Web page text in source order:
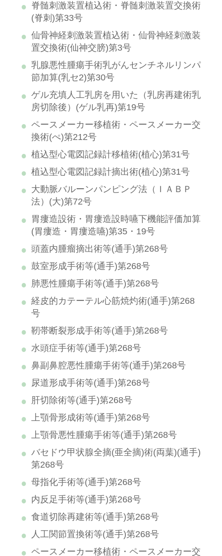
脊髄刺激装置植込術・脊髄刺激装置交換術
(脊刺)第33号
仙骨神経刺激装置植込術・仙骨神経刺激装
置交換術(仙神交膀)第3号
乳腺悪性腫瘍手術乳がんセンチネルリンパ
節加算(乳セ2)第30号
ゲル充填人工乳房を用いた（乳房再建術乳
房切除後）(ゲル乳再)第19号
ペースメーカー移植術・ペースメーカー交
換術(ぺ)第212号
植込型心電図記録計移植術(植心)第31号
植込型心電図記録計摘出術(植心)第31号
大動脈バルーンパンピング法（ＩＡＢＰ
法）(大)第72号
胃瘻造設術・胃瘻造設時嚥下機能評価加算
(胃瘻造・胃瘻造嚥)第35・19号
頭蓋内腫瘤摘出術等(通手)第268号
鼓室形成手術等(通手)第268号
肺悪性腫瘍手術等(通手)第268号
経皮的カテーテル心筋焼灼術(通手)第268
号
靭帯断裂形成手術等(通手)第268号
水頭症手術等(通手)第268号
鼻副鼻腔悪性腫瘍手術等(通手)第268号
尿道形成手術等(通手)第268号
肝切除術等(通手)第268号
上顎骨形成術等(通手)第268号
上顎骨悪性腫瘍手術等(通手)第268号
バセドウ甲状腺全摘(亜全摘)術(両葉)(通手)
第268号
母指化手術等(通手)第268号
内反足手術等(通手)第268号
食道切除再建術等(通手)第268号
人工関節置換術等(通手)第268号
ペースメーカー移植術・ペースメーカー交